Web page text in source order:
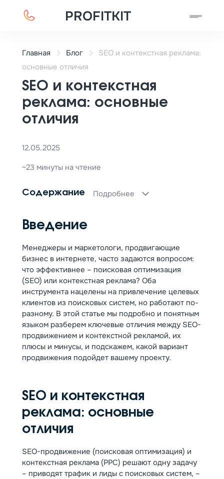
PROFITKIT
Главная Блог
SEO и контекстная реклама:
основные отличия
SEO и контекстная
реклама: основные
отличия
12.05.2025
~23 минуты на чтение
Содержание Подробнее
Введение
Менеджеры и маркетологи, продвигающие
бизнес в интернете, часто задаются вопросом:
что эффективнее – поисковая оптимизация
(SEO) или контекстная реклама? Оба
инструмента нацелены на привлечение целевых
клиентов из поисковых систем, но работают по-
разному. В этой статье мы подробно и понятным
языком разберем ключевые отличия между SEO-
продвижением и контекстной рекламой, их
плюсы и минусы, и подскажем, какой вариант
продвижения подойдет вашему проекту.
SEO и контекстная
реклама: основные
отличия
SEO-продвижение (поисковая оптимизация) и
контекстная реклама (PPC) решают одну задачу
– приводят трафик и лиды с поисковых систем, –